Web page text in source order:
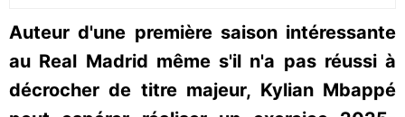
Auteur d'une première saison intéressante
au Real Madrid même s'il n'a pas réussi à
décrocher de titre majeur, Kylian Mbappé